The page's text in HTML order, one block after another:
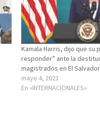
Kamala Harris, dijo que su
responder” ante la
magistrados en El Salvador
mayo 4, 2021
En «INTERNACIONALES»